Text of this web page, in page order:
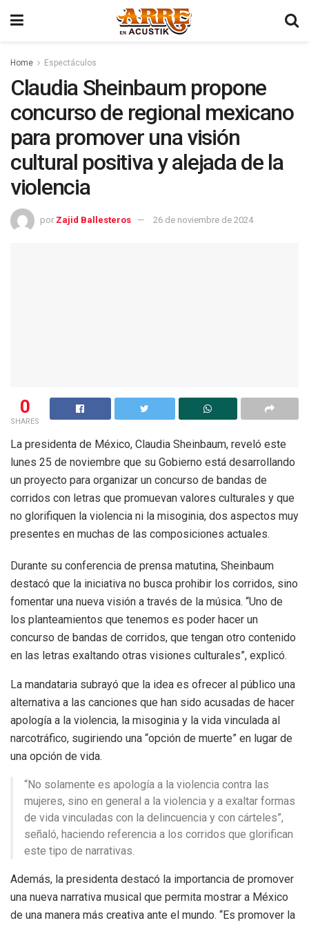
Home Espectáculos
Claudia Sheinbaum propone
concurso de regional mexicano
para promover una visión
cultural positiva y alejada de la
violencia
por Zajid Ballesteros 26 de noviembre de 2024
0
SHARES
La presidenta de México, Claudia Sheinbaum, reveló este
lunes 25 de noviembre que su Gobierno está desarrollando
un proyecto para organizar un concurso de bandas de
corridos con letras que promuevan valores culturales y que
no glorifiquen la violencia ni la misoginia, dos aspectos muy
presentes en muchas de las composiciones actuales.
Durante su conferencia de prensa matutina, Sheinbaum
destacó que la iniciativa no busca prohibir los corridos, sino
fomentar una nueva visión a través de la música. “Uno de
los planteamientos que tenemos es poder hacer un
concurso de bandas de corridos, que tengan otro contenido
en las letras exaltando otras visiones culturales”, explicó.
La mandataria subrayó que la idea es ofrecer al público una
alternativa a las canciones que han sido acusadas de hacer
apología a la violencia, la misoginia y la vida vinculada al
narcotráfico, sugiriendo una “opción de muerte” en lugar de
una opción de vida.
“No solamente es apología a la violencia contra las
mujeres, sino en general a la violencia y a exaltar formas
de vida vinculadas con la delincuencia y con cárteles”,
señaló, haciendo referencia a los corridos que glorifican
este tipo de narrativas.
Además, la presidenta destacó la importancia de promover
una nueva narrativa musical que permita mostrar a México
de una manera más creativa ante el mundo. “Es promover la